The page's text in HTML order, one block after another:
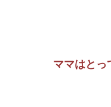
ママはとっ